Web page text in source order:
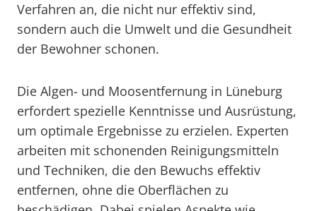
Verfahren an, die nicht nur effektiv sind,
sondern auch die Umwelt und die Gesundheit
der Bewohner schonen.
Die Algen- und Moosentfernung in Lüneburg
erfordert spezielle Kenntnisse und Ausrüstung,
um optimale Ergebnisse zu erzielen. Experten
arbeiten mit schonenden Reinigungsmitteln
und Techniken, die den Bewuchs effektiv
entfernen, ohne die Oberflächen zu